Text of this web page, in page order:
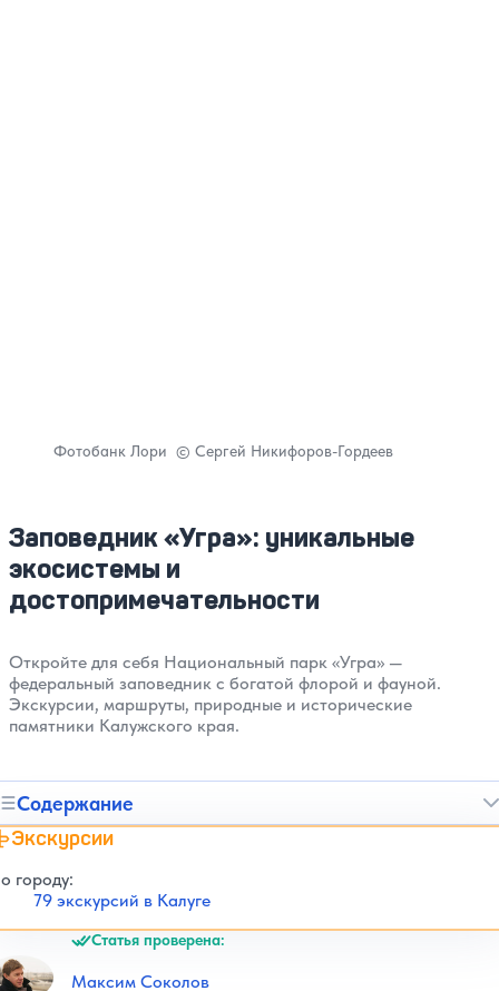
Заповедник «Угра»: уникальные
экосистемы и
достопримечательности
Откройте для себя Национальный парк «Угра» —
федеральный заповедник с богатой флорой и фауной.
Экскурсии, маршруты, природные и исторические
памятники Калужского края.
Содержание
Экскурсии
городу:
79 экскурсий в Калуге
Статья проверена:
Максим Соколов
Фотобанк Лори © Сергей Никифоров-Гордеев